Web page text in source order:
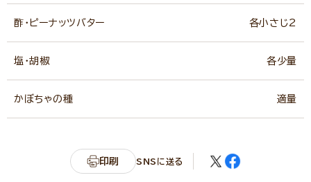
酢・ピーナッツバター 各小さじ2
塩・胡椒 各少量
かぼちゃの種 適量
印刷 SNSに送る